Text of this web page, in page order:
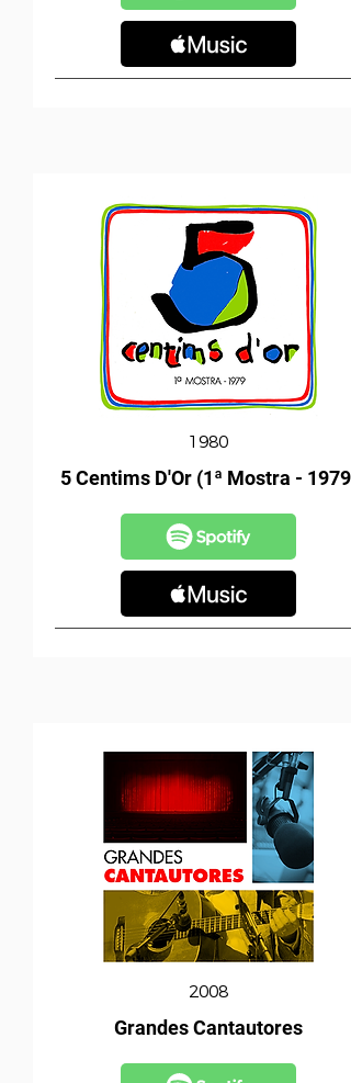
1980
5 Centims D'Or (1ª Mostra - 1979)
2008
Grandes Cantautores